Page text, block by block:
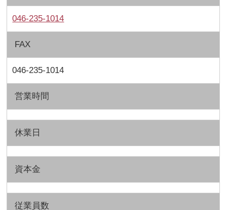
046-235-1014
FAX
046-235-1014
営業時間
休業日
資本金
従業員数